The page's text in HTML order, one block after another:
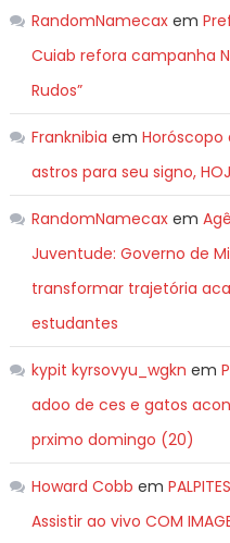
RandomNamecaxem
Cuiab refora campanha
Rudos”
Franknibia em Horóscopo
astros para seu signo,
RandomNamecaxem
Juventude: Governo de
transformar trajetória
estudantes
kypit kyrsovyu_wgkn em
adoo de ces e gatos
prximo domingo (20)
Howard Cobb em
Assistir ao vivo COM